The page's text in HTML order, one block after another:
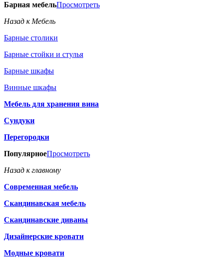
Барная мебельПросмотреть
Назад к Мебель
Барные столики
Барные стойки и стулья
Барные шкафы
Винные шкафы
Мебель для хранения вина
Сундуки
Перегородки
ПопулярноеПросмотреть
Назад к главному
Современная мебель
Скандинавская мебель
Скандинавские диваны
Дизайнерские кровати
Модные кровати